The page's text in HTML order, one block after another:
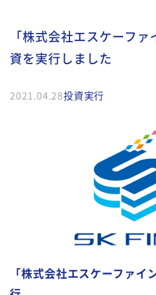
「株式会社エスケーフ
資を実行しました
2021.04.28投資実行
「株式会社エスケーファイ